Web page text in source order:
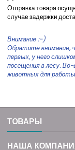
Отправка товара
случае задержки
Внимание :-)
Обратите внимание,
первых, у него
посещения в лесу.
животных для
ТОВАРЫ
НАША